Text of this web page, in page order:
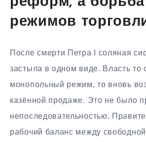
режимов
После смерти Петра I соляная
застыла в одном виде. Власть то
монопольный режим, то вновь
казённой продаже. Это не было
непоследовательностью.
рабочий баланс между свободной